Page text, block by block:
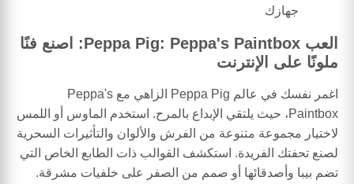
جهازك
العب Peppa Pig: Peppa's Paintbox: اصنع فنًا
ملونًا على الإنترنت
اغمر نفسك في عالم Peppa Pig الزاهي مع Peppa's
Paintbox، حيث يلتقي الإبداع بالمرح. استخدم الماوس أو اللمس
لاختيار مجموعة متنوعة من الفرش والألوان والتأثيرات السحرية
لصنع تحفتك الفريدة. استكشف القوالب ذات الطابع الخاص التي
تضم بيبا وأصدقائها أو صمم من الصفر على خلفيات مشرقة.